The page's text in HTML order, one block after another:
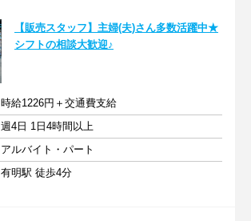
【販売スタッフ】主婦(夫)さん多数活躍中★
シフトの相談大歓迎♪
時給1226円＋交通費支給
週4日 1日4時間以上
アルバイト・パート
有明駅 徒歩4分